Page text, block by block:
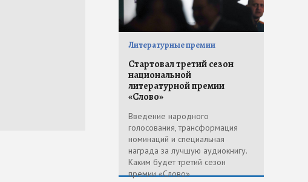
Литературные премии
Стартовал третий сезон
национальной
литературной премии
«Слово»
Введение народного
голосования, трансформация
номинаций и специальная
награда за лучшую аудиокнигу.
Каким будет третий сезон
премии «Слово»